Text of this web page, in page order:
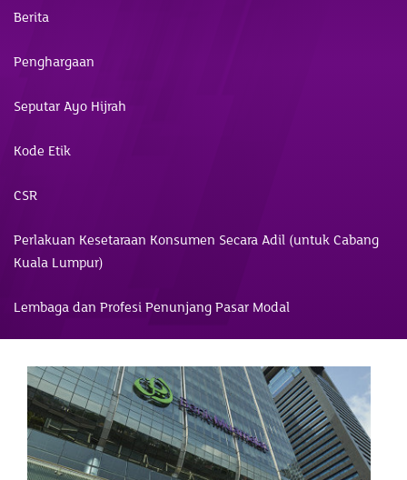
Berita
Penghargaan
Seputar Ayo Hijrah
Kode Etik
CSR
Perlakuan Kesetaraan Konsumen Secara Adil (untuk Cabang
Kuala Lumpur)
Lembaga dan Profesi Penunjang Pasar Modal